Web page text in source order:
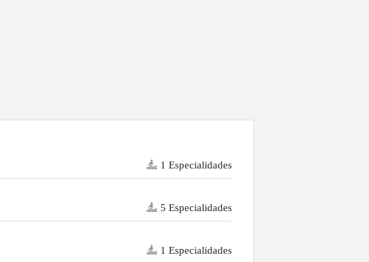
1 Especialidades
5 Especialidades
1 Especialidades